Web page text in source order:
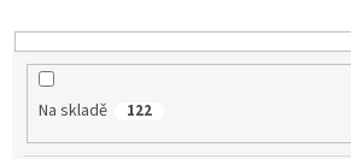
t
ů
Na skladě 122